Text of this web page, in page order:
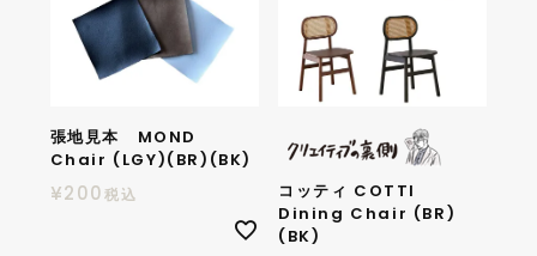
張地見本 MOND
Chair (LGY)(BR)(BK)
¥200税込
コッティ COTTI
Dining Chair (BR)
(BK)